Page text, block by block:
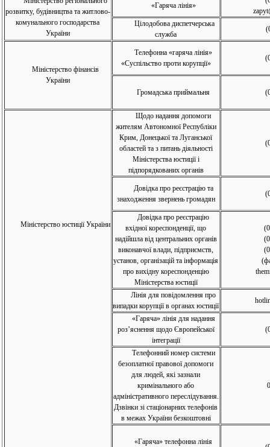
розвитку, будівництва та житлово-
комунального господарства
України
«Гаряча лінія»
Цілодобова диспетчерська
служба
Міністерство фінансів
України
Телефонна «гаряча лінія»
«Суспільство проти корупції»
Громадська приймальня
Міністерство юстиції України
Щодо надання допомоги
жителям Автономної Республіки
Крим, Донецької та Луганської
областей та з питань діяльності
Міністерства юстиції і
підпорядкованих органів
Довідка про реєстрацію та
знаходження звернень громадян
Довідка про реєстрацію
вхідної кореспонденції, що
надійшла від центральних органів
виконавчої влади, підприємств,
установ, організацій та інформація
про вихідну кореспонденцію
Міністерства юстиції
Лінія для повідомлення про
випадки корупції в органах юстиції
«Гаряча» лінія для надання
роз’яснення щодо Європейської
інтеграції
Телефонний номер системи
безоплатної правової допомоги
для людей, які зазнали
кримінального або
адміністративного переслідування.
Дзвінки зі стаціонарних телефонів
в межах України безкоштовні
«Гаряча» телефонна лінія